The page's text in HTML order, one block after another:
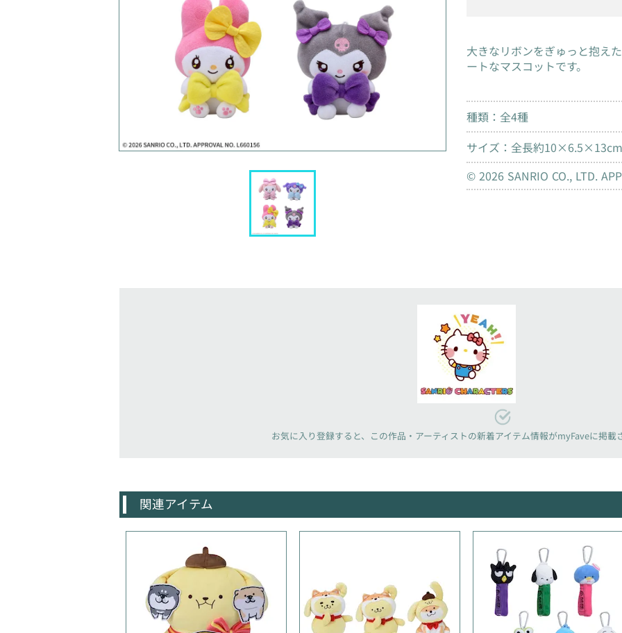
大きなリボンをぎゅっと抱え
ートなマスコットです。
種類：全4種
サイズ：全長約10×6.5×13cm
© 2026 SANRIO CO., LTD.
お気に入り登録すると、 この作品・アーティストの新着アイテム情報がmyFaveに掲載
関連アイテム